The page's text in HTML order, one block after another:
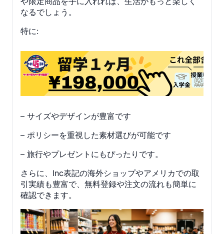
なるでしょう。
特に:
– サイズやデザインが豊富です
– ポリシーを重視した素材選びが可能です
– 旅行やプレゼントにもぴったりです。
さらに、Inc表記の海外ショップやアメリカでの取
引実績も豊富で、無料登録や注文の流れも簡単に
確認できます。